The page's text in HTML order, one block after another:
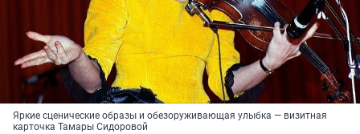
Яркие сценические образы и обезоруживающая улыбка — визитная
карточка Тамары Сидоровой